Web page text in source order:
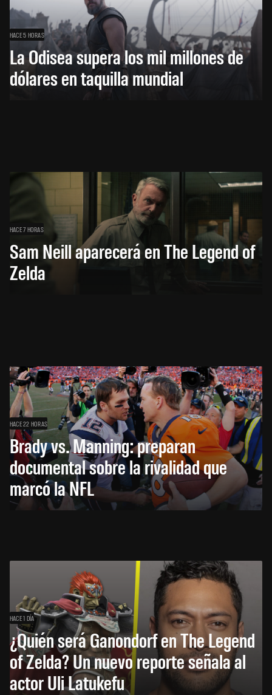
HACE 5 HORAS
La Odisea supera los mil millones de
dólares en taquilla mundial
HACE 7 HORAS
Sam Neill aparecerá en The Legend of
Zelda
HACE 22 HORAS
Brady vs. Manning: preparan
documental sobre la rivalidad que
marcó la NFL
HACE 1 DÍA
¿Quién será Ganondorf en The Legend
of Zelda? Un nuevo reporte señala al
actor Uli Latukefu